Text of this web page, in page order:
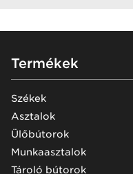
Footer
Termékek
Székek
Asztalok
Ülőbútorok
Munkaasztalok
Tároló bútorok